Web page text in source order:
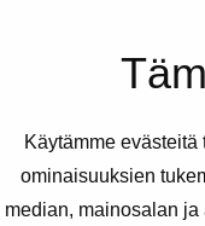
Käytämme
ominaisuuksien
median, mainosalan